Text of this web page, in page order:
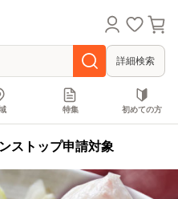
詳細検索
特集 初めての方
ストップ申請対象